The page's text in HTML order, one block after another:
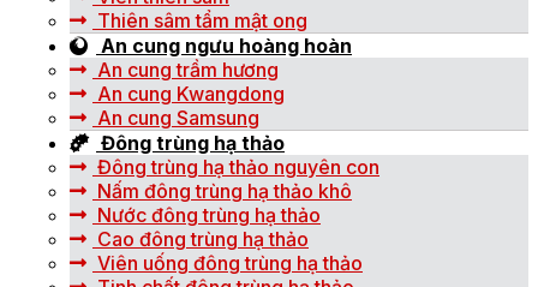
Thiên sâm tẩm mật ong
An cung ngưu hoàng hoàn
An cung trầm hương
An cung Kwangdong
An cung Samsung
Đông trùng hạ thảo
Đông trùng hạ thảo nguyên con
Nấm đông trùng hạ thảo khô
Nước đông trùng hạ thảo
Cao đông trùng hạ thảo
Viên uống đông trùng hạ thảo